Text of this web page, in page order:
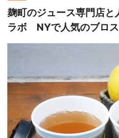
麹町のジュース専門店と
ラボ NYで人気のブロ